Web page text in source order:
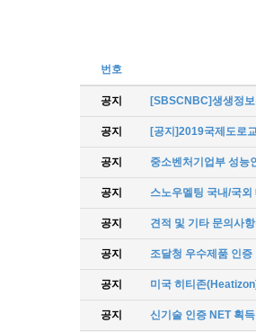
번호
공지 [SBSCNBC]생생정
공지 [공지]2019국제도로
공지 중소벤처기업부 성능
공지 스노우멜팅 국내/국외
공지 견적 및 기타 문의사
공지 조달청 우수제품 인증
공지 미국 히티존
공지 신기술 인증 NET 획득